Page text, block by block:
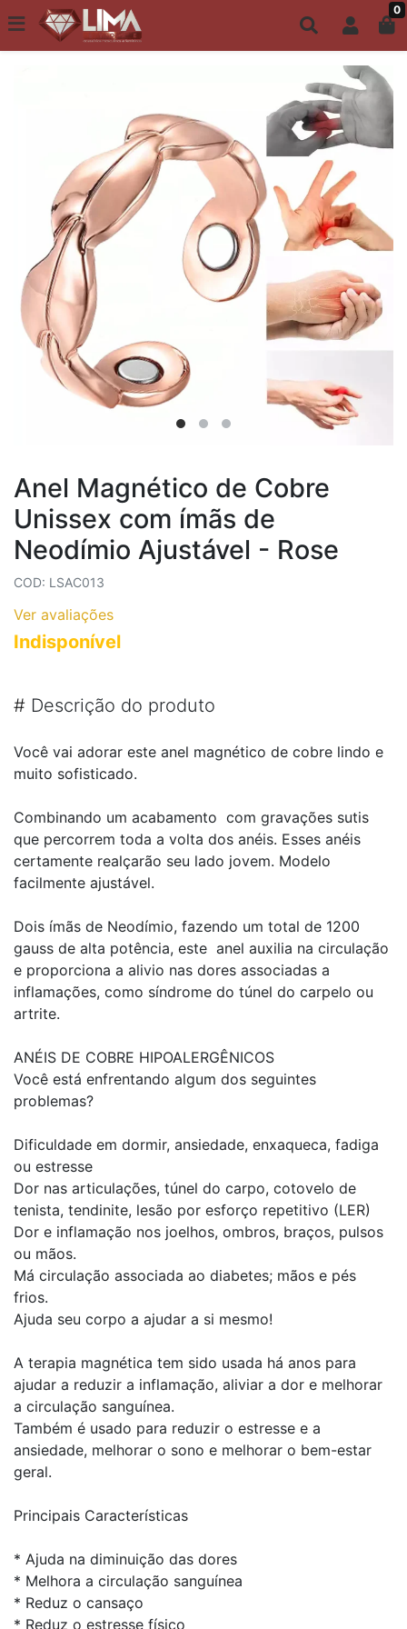
Todo site até 6X s/ juros | Frete Grátis a partir de R$149,00 0
ACESSÓRIOS FEMININOS
Anel Magnético de Cobre
Unissex com ímãs de
Neodímio Ajustável - Rose
COD: LSAC013
Ver avaliações
Indisponível
# Descrição do produto
Você vai adorar este anel magnético de cobre lindo e
muito sofisticado.
Combinando um acabamento com gravações sutis
que percorrem toda a volta dos anéis. Esses anéis
certamente realçarão seu lado jovem. Modelo
facilmente ajustável.
Dois ímãs de Neodímio, fazendo um total de 1200
gauss de alta potência, este anel auxilia na circulação
e proporciona a alivio nas dores associadas a
inflamações, como síndrome do túnel do carpelo ou
artrite.
ANÉIS DE COBRE HIPOALERGÊNICOS
Você está enfrentando algum dos seguintes
problemas?
Dificuldade em dormir, ansiedade, enxaqueca, fadiga
ou estresse
Dor nas articulações, túnel do carpo, cotovelo de
tenista, tendinite, lesão por esforço repetitivo (LER)
Dor e inflamação nos joelhos, ombros, braços, pulsos
ou mãos.
Má circulação associada ao diabetes; mãos e pés
frios.
Ajuda seu corpo a ajudar a si mesmo!
A terapia magnética tem sido usada há anos para
ajudar a reduzir a inflamação, aliviar a dor e melhorar
a circulação sanguínea.
Também é usado para reduzir o estresse e a
ansiedade, melhorar o sono e melhorar o bem-estar
geral.
Principais Características
* Ajuda na diminuição das dores
* Melhora a circulação sanguínea
* Reduz o cansaço
* Reduz o estresse físico